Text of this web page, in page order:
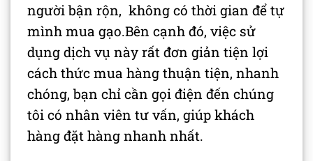
người bận rộn, không có thời gian để tự
mình mua gạo.Bên cạnh đó, việc sử
dụng dịch vụ này rất đơn giản tiện lợi
cách thức mua hàng thuận tiện, nhanh
chóng, bạn chỉ cần gọi điện đến chúng
tôi có nhân viên tư vấn, giúp khách
hàng đặt hàng nhanh nhất.